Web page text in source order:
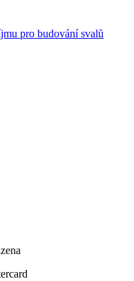
pro budování svalů